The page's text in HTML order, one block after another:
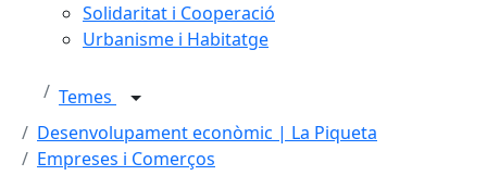
Solidaritat i Cooperació
Urbanisme i Habitatge
Temes
Desenvolupament econòmic | La Piqueta
Empreses i Comerços